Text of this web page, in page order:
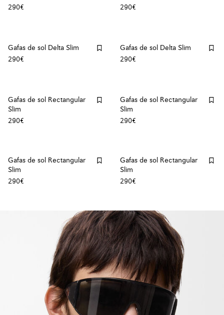
290€
290€
Gafas de sol Delta Slim
290€
Gafas de sol Delta Slim
290€
Gafas de sol Rectangular
Slim
290€
Gafas de sol Rectangular
Slim
290€
Gafas de sol Rectangular
Slim
290€
Gafas de sol Rectangular
Slim
290€